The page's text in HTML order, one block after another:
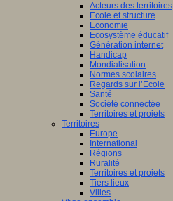
Acteurs des territoires
Ecole et structure
Economie
Ecosystème éducatif
Génération internet
Handicap
Mondialisation
Normes scolaires
Regards sur l’Ecole
Santé
Société connectée
Territoires et projets
Territoires
Europe
International
Régions
Ruralité
Territoires et projets
Tiers lieux
Villes